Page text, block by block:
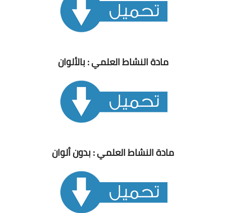
مادة النشاط العلمي : بالألوان
مادة النشاط العلمي : بدون ألوان